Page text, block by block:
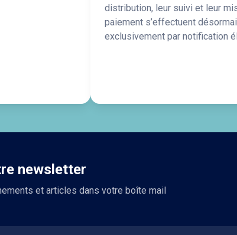
distribution, leur suivi et leur
paiement s’effectuent
exclusivement par notification
newsletter
et articles dans votre boîte mail